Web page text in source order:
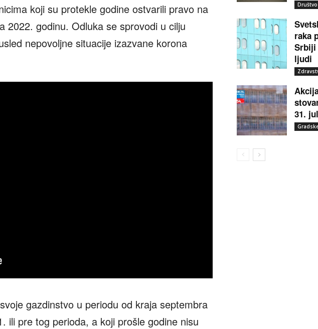
koji su protekle godine ostvarili pravo na
2022. godinu. Odluka se sprovodi u cilju
nepovoljne situacije izazvane korona
gazdinstvo u periodu od kraja septembra
ili pre tog perioda, a koji prošle godine nisu
Društvo
raka
Srbiji
ljudi
31.